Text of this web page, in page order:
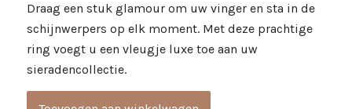
Draag een stuk glamour om uw vinger en sta in de
schijnwerpers op elk moment. Met deze prachtige
ring voegt u een vleugje luxe toe aan uw
sieradencollectie.